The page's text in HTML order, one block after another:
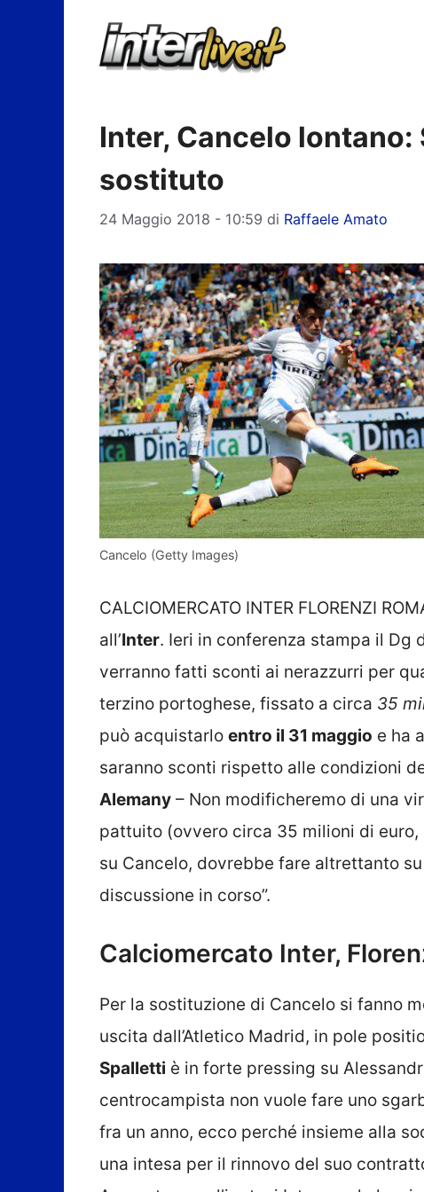
Inter, Cancelo
sostituto
24 Maggio 2018 - 10:59 di Raffaele Amato
Cancelo (Getty Images)
CALCIOMERCATO INTER FLORENZI
all’Inter. Ieri in conferenza stampa il Dg
verranno fatti sconti ai nerazzurri per
terzino portoghese, fissato a circa 35
può acquistarlo entro il 31 maggio e ha
saranno sconti rispetto alle condizioni
Alemany – Non modificheremo di una
pattuito (ovvero circa 35 milioni di euro,
su Cancelo, dovrebbe fare altrettanto su
discussione in corso”.
Calciomercato Inter,
Per la sostituzione di Cancelo si fanno
uscita dall’Atletico Madrid, in pole
Spalletti è in forte pressing su
centrocampista non vuole fare uno
fra un anno, ecco perché insieme alla
una intesa per il rinnovo del suo